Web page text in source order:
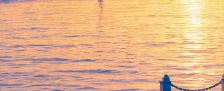
Петербуржцев приглашают
на фолк-сеновал
09 сентября 2018, воскресенье,14.00
Версия для печати